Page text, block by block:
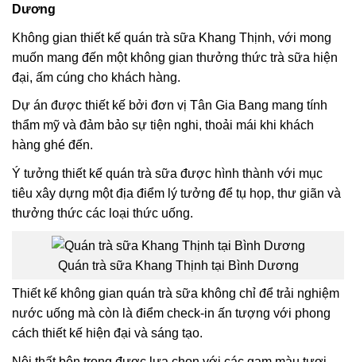
Dương
Không gian thiết kế quán trà sữa Khang Thịnh, với mong
muốn mang đến một không gian thưởng thức trà sữa hiện
đại, ấm cúng cho khách hàng.
Dự án được thiết kế bởi đơn vị Tân Gia Bang mang tính
thẩm mỹ và đảm bảo sự tiện nghi, thoải mái khi khách
hàng ghé đến.
Ý tưởng thiết kế quán trà sữa được hình thành với mục
tiêu xây dựng một địa điểm lý tưởng để tụ họp, thư giãn và
thưởng thức các loại thức uống.
Quán trà sữa Khang Thịnh tại Bình Dương
Thiết kế không gian quán trà sữa không chỉ để trải nghiệm
nước uống mà còn là điểm check-in ấn tượng với phong
cách thiết kế hiện đại và sáng tạo.